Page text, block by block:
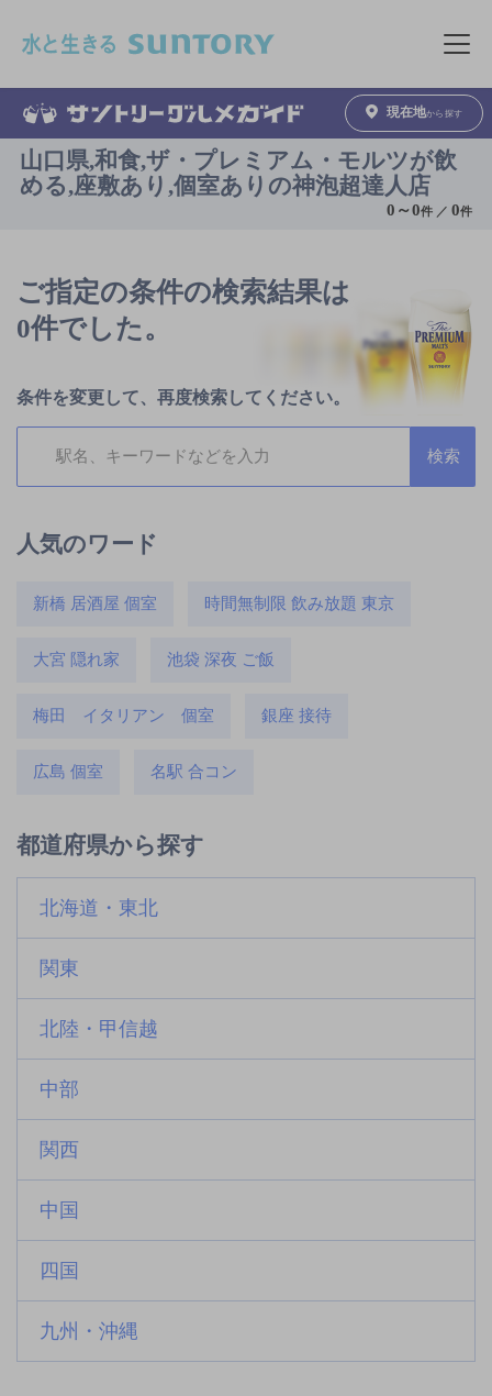
メニュ
現在地から探す
山口県,和食,ザ・プレミアム・モルツが飲
める,座敷あり,個室ありの神泡超達人店
0 ～0件 ／0件
ご指定の条件の検索結果は
0件でした。
条件を変更して、再度検索してください。
人気のワード
新橋 居酒屋 個室 時間無制限 飲み放題 東京
大宮 隠れ家 池袋 深夜 ご飯
梅田 イタリアン 個室 銀座 接待
広島 個室 名駅 合コン
都道府県から探す
北海道・東北
関東
北陸・甲信越
中部
関西
中国
四国
九州・沖縄